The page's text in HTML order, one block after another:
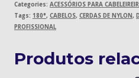
Categories: ACESSÓRIOS PARA
Tags: 180°, CABELOS, CERDAS DE NYLON,
PROFISSIONAL
Produtos